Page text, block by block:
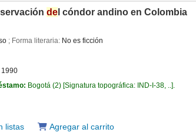
de l cóndor andino en Colombia
; Forma literaria: No es ficción
1990
Bogotá (2) Signatura topográfica: IND-I-38, ..
listas Agregar al carrito